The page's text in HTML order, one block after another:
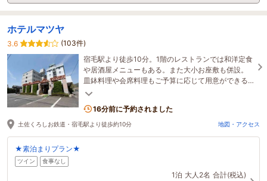
ホテルマツヤ
3.6
(103件)
宿毛駅より徒歩10分。1階のレストランでは和洋定食
や居酒屋メニューもある。また大小お座敷も併設。
皿鉢料理や会席料理もご予算に応じて用意ができる
（要予約）。
16分前に予約されました
土佐くろしお鉄道・宿毛駅より徒歩約10分 地図・アクセス
★素泊まりプラン★
ツイン 食事なし
1泊 大人2名 合計(税込)